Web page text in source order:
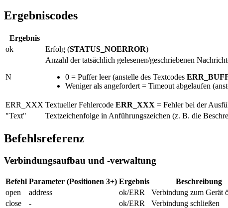
Ergebniscodes
Ergebnis
ok
Erfolg (STATUS_NOERROR)
N
Anzahl der tatsächlich gelesenen/geschriebenen
0 = Puffer leer (anstelle des Textcodes
Weniger als angefordert = Timeout abgelaufen
ERR_XXX Textueller Fehlercode ERR_XXX = Fehler bei der
"Text"
Textzeichenfolge in Anführungszeichen (z. B. die
Befehlsreferenz
Verbindungsaufbau und -verwaltung
Befehl Parameter (Positionen 3+) Ergebnis
Beschreibung
open
address ok/ERR
Verbindung zum Gerät
close
- ok/ERR
Verbindung schließen